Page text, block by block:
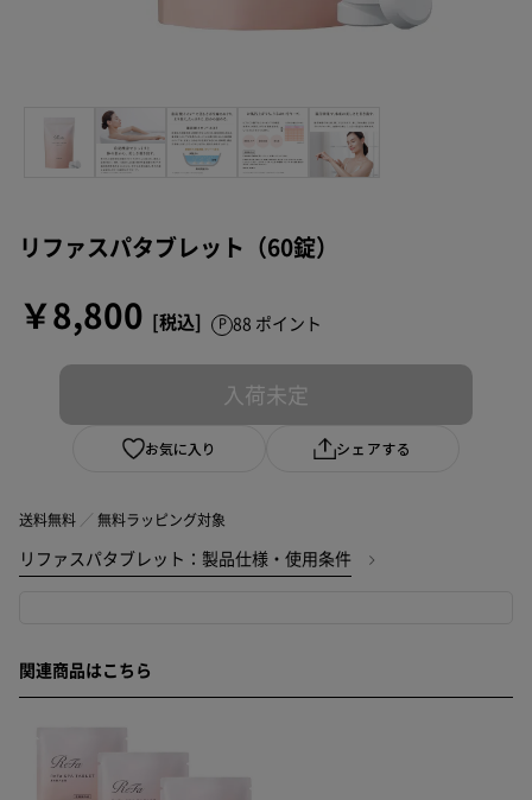
リファスパタブレット（60錠）
￥8,800 88 ポイント
入荷未定
お気に入り シェアする
送料無料 無料ラッピング対象
リファスパタブレット：製品仕様・使用条件
関連商品はこちら